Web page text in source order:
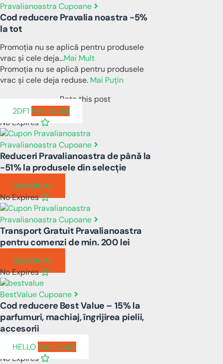
Pravalianoastra Cupoane
Cod reducere Pravalia noastra -5%
la tot
Promoția nu se aplică pentru produsele
vrac și cele deja...Mai Mult
Promoția nu se aplică pentru produsele
vrac și cele deja reduse. Mai Puțin
Rate this post
2DF1 Vezi Codul
No Expires
Pravalianoastra Cupoane
Reduceri Pravalianoastra de până la
-51% la produsele din selecție
Vezi Oferta
No Expires
Pravalianoastra Cupoane
Transport Gratuit Pravalianoastra
pentru comenzi de min. 200 lei
Vezi Oferta
No Expires
BestValue Cupoane
Cod reducere Best Value – 15% la
parfumuri, machiaj, îngrijirea pielii,
accesorii
HELLOVezi Codul
No Expires